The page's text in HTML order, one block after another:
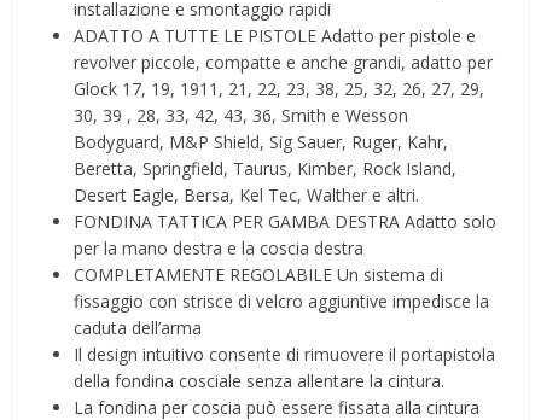
installazione e smontaggio rapidi
ADATTO A TUTTE LE PISTOLE Adatto per pistole e
revolver piccole, compatte e anche grandi, adatto per
Glock 17, 19, 1911, 21, 22, 23, 38, 25, 32, 26, 27, 29,
30, 39 , 28, 33, 42, 43, 36, Smith e Wesson
Bodyguard, M&P Shield, Sig Sauer, Ruger, Kahr,
Beretta, Springfield, Taurus, Kimber, Rock Island,
Desert Eagle, Bersa, Kel Tec, Walther e altri.
FONDINA TATTICA PER GAMBA DESTRA Adatto solo
per la mano destra e la coscia destra
COMPLETAMENTE REGOLABILE Un sistema di
fissaggio con strisce di velcro aggiuntive impedisce la
caduta dell’arma
Il design intuitivo consente di rimuovere il portapistola
della fondina cosciale senza allentare la cintura.
La fondina per coscia può essere fissata alla cintura